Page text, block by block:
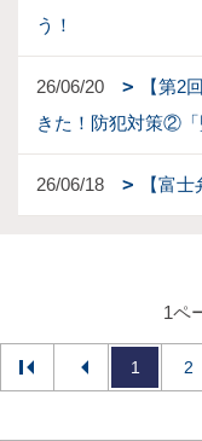
う！
26/06/20
【第2
きた！防犯対策②「
26/06/18 【富
1ペ
1 2